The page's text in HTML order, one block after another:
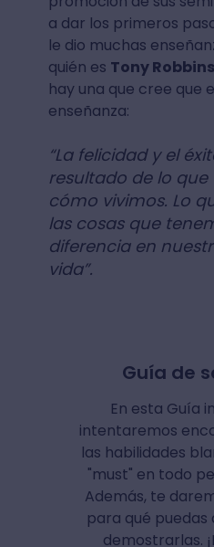
a dar los primeros
le dio muchas
quién es Tony Robbins
hay una que cree que
enseñanza:
“La felicidad y el
resultado de lo
cómo vivimos. Lo
las cosas que
diferencia en
vida”.
Guía de
En esta Guía
intentaremos
las habilidades
"must" en todo
Además, te
para qué
demostrarlas.